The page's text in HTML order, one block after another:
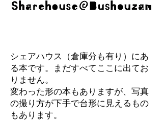
シェアハウス（倉庫分も有り）にあ
る本です。まだすべてここに出てお
りません。
変わった形の本もありますが、写真
の撮り方が下手で台形に見えるもの
もあります。